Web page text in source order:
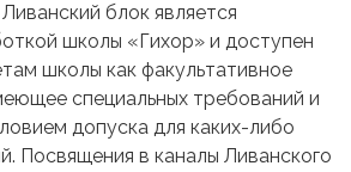
блок является
школы «Гихор» и доступен
школы как факультативное
специальных требований и
допуска для каких-либо
Посвящения в каналы Ливанского